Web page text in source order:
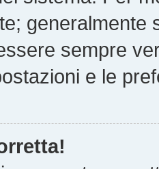
generalmente
sempre
e le